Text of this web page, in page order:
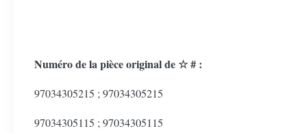
Numéro de la pièce original de ☆ # :
97034305215 ; 97034305215
97034305115 ; 97034305115